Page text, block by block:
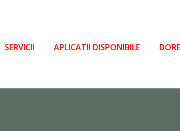
SERVICII APLICATII DISPONIBILE